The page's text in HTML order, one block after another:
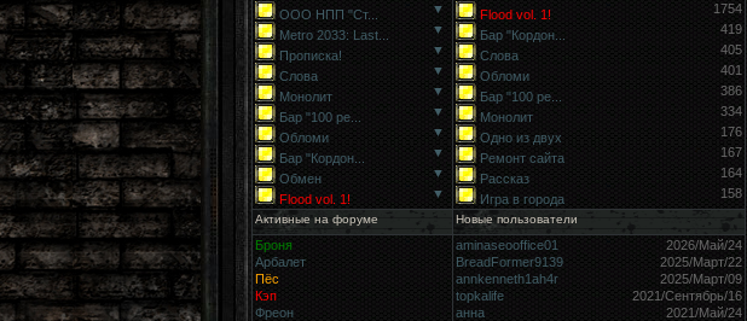
ООО НПП "Ст...
▼
Metro 2033: Last...
▼
Прописка!
▼
Слова
▼
Монолит
▼
Бар "100 ре...
▼
Обломи
▼
Бар "Кордон...
▼
Обмен
▼
Flood vol. 1!
▼
Flood vol. 1!
1754
Бар "Кордон...
419
Слова
405
Обломи
401
Бар "100 ре...
386
Монолит
334
Одно из двух
176
Ремонт сайта
167
Рассказ
164
Игра в города
158
Активные на форуме Новые пользователи
Броня
Арбалет
Пёс
Кэп
Фреон
aminaseooffice01
2026/Май/24
BreadFormer9139
2025/Март/22
annkenneth1ah4r
2025/Март/09
topkalife
2021/Сентябрь/16
анна
2021/Май/24